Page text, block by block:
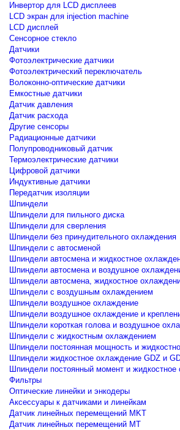
Инвертор для LCD дисплеев
LCD экран для injection machine
LCD дисплей
Сенсорное стекло
Датчики
Фотоэлектрические датчики
Фотоэлектрический переключатель
Волоконно-оптические датчики
Емкостные датчики
Датчик давления
Датчик расхода
Другие сенсоры
Радиационные датчики
Полупроводниковый датчик
Термоэлектрические датчики
Цифровой датчики
Индуктивные датчики
Передатчик изоляции
Шпиндели
Шпиндели для пильного диска
Шпиндели для сверления
Шпиндели без принудительного охлаждения
Шпиндели с автосменой
Шпиндели автосмена и жидкостное
Шпиндели автосмена и воздушное
Шпиндели автосмена, жидкостное
Шпиндели с воздушным охлаждением
Шпиндели воздушное охлаждение
Шпиндели воздушное охлаждение и
Шпиндели короткая голова и воздушное
Шпиндели с жидкостным охлаждением
Шпиндели постоянная мощность и
Шпиндели жидкостное охлаждение GDZ и
Шпиндели постоянный момент и жидкостное
Фильтры
Оптические линейки и энкодеры
Аксессуары к датчиками и линейкам
Датчик линейных перемещений MKT
Датчик линейных перемещений MT